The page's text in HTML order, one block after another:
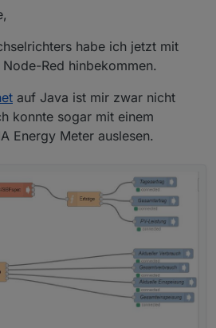
#> /tmp/curlpvcurr.txt
$regex
then
PV value found"
X PATCH --header
"Content-
habe ich jetzt mit
Red hinbekommen.
auf Java ist mir zwar nicht
konnte sogar mit einem
Energy Meter auslesen.